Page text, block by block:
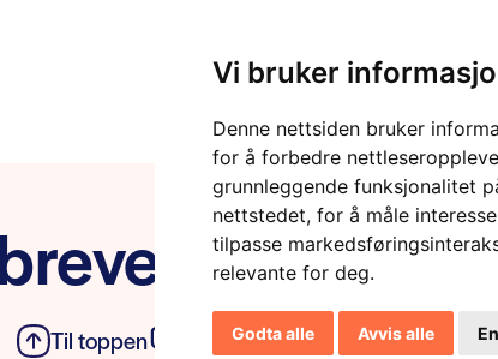
Vi bruker
Denne nettsiden bruker
for å forbedre
grunnleggende funksjonalitet
nettstedet, for å måle
tilpasse
relevante for deg.
Godta alle Avvis alle
vårt
Til toppen Personvern